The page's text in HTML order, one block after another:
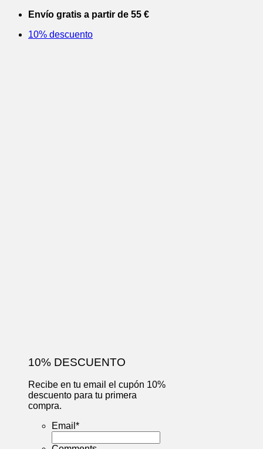
Saltar
contenido
Envío gratis a partir de 55 €
10% descuento
10% DESCUENTO
Recibe en tu email el cupón 10%
descuento para tu primera
compra.
Email *